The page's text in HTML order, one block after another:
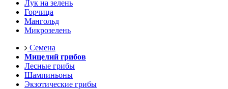
Лук на зелень
Горчица
Мангольд
Микрозелень
Семена
Мицелий грибов
Лесные грибы
Шампиньоны
Экзотические грибы